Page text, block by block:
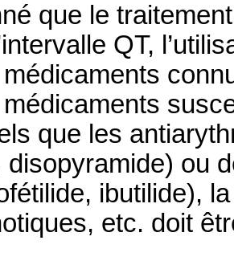
que le
QT,
que les
disopyramide) ou
ibutilide),
etc. doit